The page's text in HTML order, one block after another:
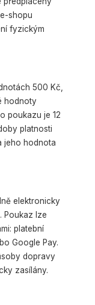
shopu
fyzickým
500 Kč,
hodnoty
poukazu je 12
platnosti
jeho hodnota
elektronicky
Poukaz lze
platební
Google Pay.
dopravy
zasílány.